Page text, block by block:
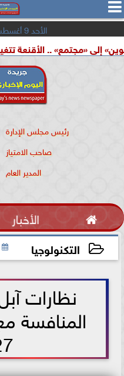

الأحد 9 أغسطس 2026
.. الأقنعة تتغير
رئيس مجلس الإدارة
صاحب الامتياز
المدير العام
 الأخبار
التكنولوجيا
نظارات
المنافسة